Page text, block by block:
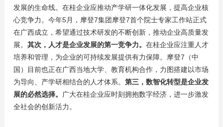
发展的生命线。在桂企业应推动产学研一体化发展，提高企业核
心竞争力。今年5月，摩登7集团摩登7首个院士专家工作站正式
在广西成立，希望通过技术研发的不断创新，推动企业高质量发
展。 其次，人才是企业发展的第一竞争力。 在桂企业应注重人才
培养和管理，为企业的可持续发展提供有力保障。摩登7（中
国）目前也正在广西当地大学、教育机构合作，力图搭建以市场
为导向、产学研相结合的人才体系。 第三，数智化转型是企业发
展的必然选择。 广大在桂企业应时刻拥抱数字经济，进一步激发
全社会的创新活力。